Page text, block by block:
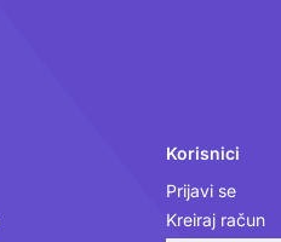
Korisnici
Prijavi se
Kreiraj račun